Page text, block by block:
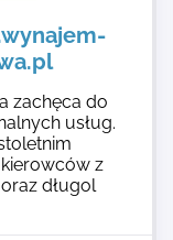
zachęca do
usług.
z
długol